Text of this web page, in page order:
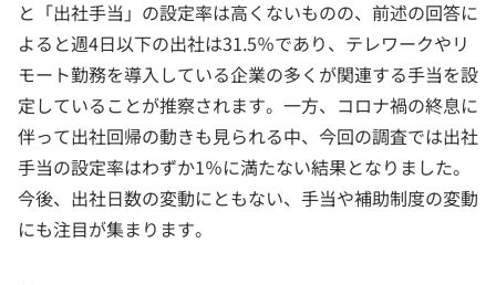
と「出社手当」の設定率は高くないものの、前述の回答に
よると週4日以下の出社は31.5％であり、テレワークやリ
モート勤務を導入している企業の多くが関連する手当を設
定していることが推察されます。一方、コロナ禍の終息に
伴って出社回帰の動きも見られる中、今回の調査では出社
手当の設定率はわずか1％に満たない結果となりました。
今後、出社日数の変動にともない、手当や補助制度の変動
にも注目が集まります。